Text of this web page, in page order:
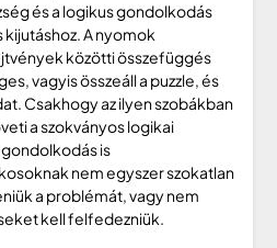
és a logikus gondolkodás
kijutáshoz. A nyomok
közötti összefüggés
vagyis összeáll a puzzle, és
Csakhogy az ilyen szobákban
a szokványos logikai
is
nem egyszer szokatlan
a problémát, vagy nem
kell felfedezniük.